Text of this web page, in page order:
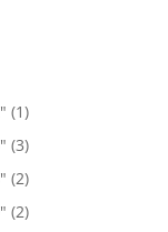
(1)
(3)
(2)
(2)